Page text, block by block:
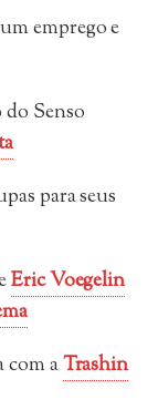
emprego e
do Senso
para seus
Eric Voegelin
com aTrashin